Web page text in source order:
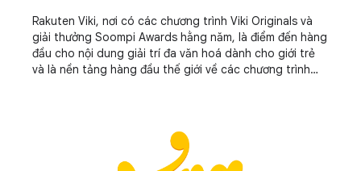
Rakuten Viki, nơi có các chương trình Viki Originals và
giải thưởng Soompi Awards hằng năm, là điểm đến hàng
đầu cho nội dung giải trí đa văn hoá dành cho giới trẻ
và là nền tảng hàng đầu thế giới về các chương trình